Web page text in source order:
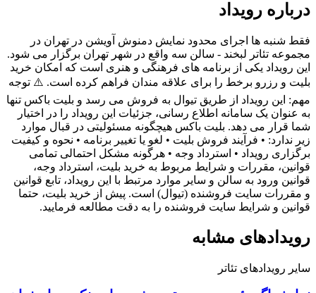
درباره رویداد
فقط شنبه ها اجرای محدود نمایش دمنوش آویشن در تهران در
مجموعه تئاتر لبخند - سالن سه واقع در شهر تهران برگزار می شود.
این رویداد یکی از برنامه های فرهنگی و هنری است که امکان خرید
بلیت و رزرو برخط را برای علاقه مندان فراهم کرده است. ⚠️ توجه
مهم: این رویداد از طریق تیوال به فروش می رسد و بلیت باکس تنها
به عنوان یک سامانه اطلاع رسانی، جزئیات این رویداد را در اختیار
شما قرار می دهد. بلیت باکس هیچگونه مسئولیتی در قبال موارد
زیر ندارد: • فرآیند فروش بلیت • لغو یا تغییر برنامه • نحوه و کیفیت
برگزاری رویداد • استرداد وجه • هرگونه مشکل احتمالی تمامی
قوانین، مقررات و شرایط مربوط به خرید بلیت، استرداد وجه،
قوانین ورود به سالن و سایر موارد مرتبط با این رویداد، تابع قوانین
و مقررات سایت فروشنده (تیوال) است. پیش از خرید بلیت، حتما
قوانین و شرایط سایت فروشنده را به دقت مطالعه فرمایید.
رویدادهای مشابه
سایر رویدادهای تئاتر